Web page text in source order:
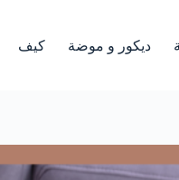
ديكور و موضة كيف